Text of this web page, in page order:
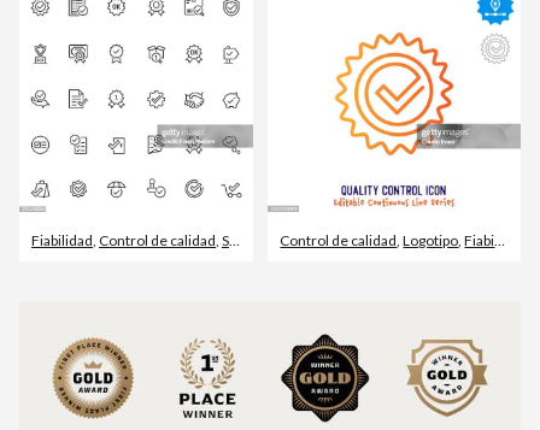
Fiabilidad Control de calidad Símbolo de visto bueno Control de calidad ,Logotipo ,Fiabilidad